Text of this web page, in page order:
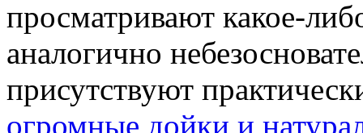
просматривают какое-
аналогично
присутствуют
огромные дойки и